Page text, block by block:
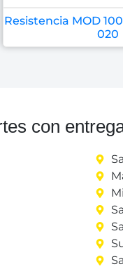
Resistencia MOD
020
con